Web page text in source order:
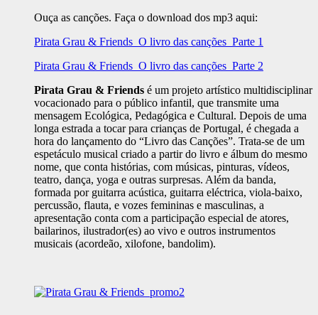
Ouça as canções. Faça o download dos mp3 aqui:
Pirata Grau & Friends_O livro das canções_Parte 1
Pirata Grau & Friends_O livro das canções_Parte 2
Pirata Grau & Friends é um projeto artístico multidisciplinar
vocacionado para o público infantil, que transmite uma
mensagem Ecológica, Pedagógica e Cultural. Depois de uma
longa estrada a tocar para crianças de Portugal, é chegada a
hora do lançamento do “Livro das Canções”. Trata-se de um
espetáculo musical criado a partir do livro e álbum do mesmo
nome, que conta histórias, com músicas, pinturas, vídeos,
teatro, dança, yoga e outras surpresas. Além da banda,
formada por guitarra acústica, guitarra eléctrica, viola-baixo,
percussão, flauta, e vozes femininas e masculinas, a
apresentação conta com a participação especial de atores,
bailarinos, ilustrador(es) ao vivo e outros instrumentos
musicais (acordeão, xilofone, bandolim).